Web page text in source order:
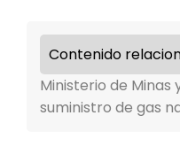
Contenido
Ministerio de Minas
suministro de gas